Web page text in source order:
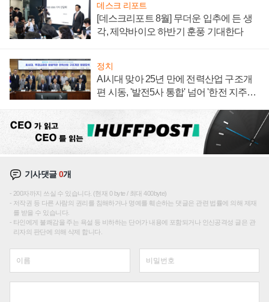
데스크 리포트
[데스크리포트 8월] 무더운 입추에 든 생
각, 제약바이오 하반기 훈풍 기대한다
정치
AI시대 맞아 25년 만에 전력산업 구조개
편 시동, '발전5사 통합' 넘어 '한전 지주사'
기사댓글0개
200자까지 쓰실 수 있습니다. (현재 0 byte / 최대 400byte)
저작권 등 다른 사람의 권리를 침해하거나 명예를 훼손하는 댓글은 관련 법률에 의해 제재
를 받을 수 있습니다.
타인에게 불쾌감을 주는 욕설 등 비하하는 단어가 내용에 포함되거나 인신공격성 글은 관
리자의 판단에 의해 삭제 합니다.